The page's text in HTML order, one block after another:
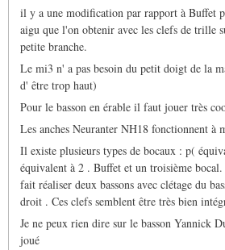
il y a une modification par rapport à Buffet
aigu que l'on obtenir avec les clefs de trille
petite branche.
Le mi3 n' a pas besoin du petit doigt de la
d' être trop haut)
Pour le basson en érable il faut jouer très
Les anches Neuranter NH18 fonctionnent à
Il existe plusieurs types de bocaux : p(
équivalent à 2 . Buffet et un troisième
fait réaliser deux bassons avec clétage du
droit . Ces clefs semblent être très bien
Je ne peux rien dire sur le basson Yannick
joué